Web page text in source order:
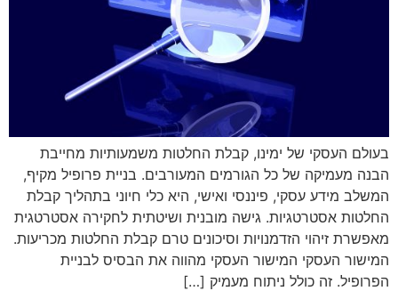
בעולם העסקי של ימינו, קבלת החלטות משמעותיות מחייבת
הבנה מעמיקה של כל הגורמים המעורבים. בניית פרופיל מקיף,
המשלב מידע עסקי, פיננסי ואישי, היא כלי חיוני בתהליך קבלת
החלטות אסטרטגיות. גישה מובנית ושיטתית לחקירה אסטרטגית
מאפשרת זיהוי הזדמנויות וסיכונים טרם קבלת החלטות מכריעות.
המישור העסקי המישור העסקי מהווה את הבסיס לבניית
הפרופיל. זה כולל ניתוח מעמיק […]